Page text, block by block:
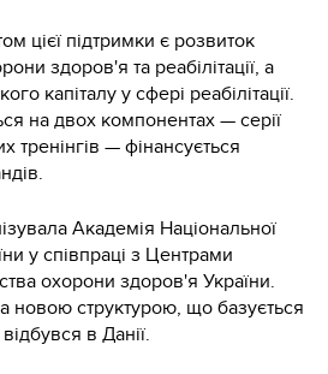
цієї підтримки є розвиток
здоров'я та реабілітації, а
капіталу у сфері реабілітації.
на двох компонентах — серії
тренінгів — фінансується
Академія Національної
у співпраці з Центрами
охорони здоров'я України.
новою структурою, що базується
в Данії.